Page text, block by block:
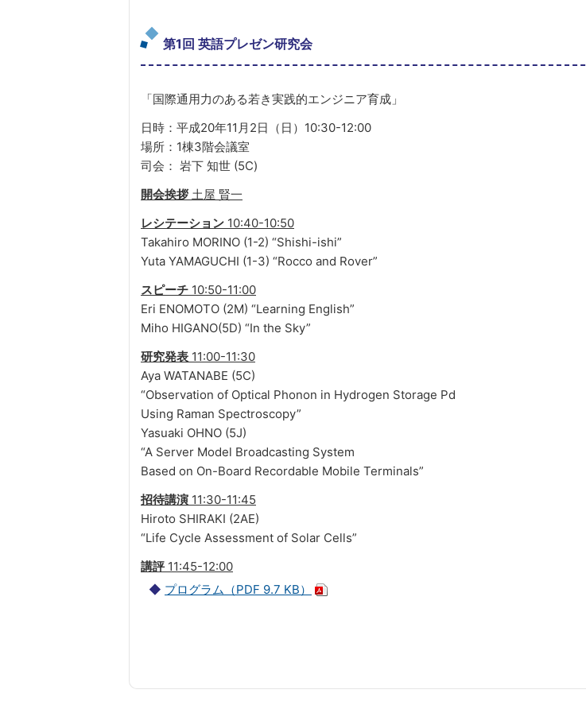
第1回 英語プレゼン研究会
「国際通用力のある若き実践的エンジニア育成」
日時：平成20年11月2日（日）10:30-12:00
場所：1棟3階会議室
司会： 岩下 知世 (5C)
開会挨拶 土屋 賢一
レシテーション 10:40-10:50
Takahiro MORINO (1-2) “Shishi-ishi”
Yuta YAMAGUCHI (1-3) “Rocco and Rover”
スピーチ 10:50-11:00
Eri ENOMOTO (2M) “Learning English”
Miho HIGANO(5D) “In the Sky”
研究発表 11:00-11:30
Aya WATANABE (5C)
“Observation of Optical Phonon in Hydrogen Storage Pd
Using Raman Spectroscopy”
Yasuaki OHNO (5J)
“A Server Model Broadcasting System
Based on On-Board Recordable Mobile Terminals”
招待講演 11:30-11:45
Hiroto SHIRAKI (2AE)
“Life Cycle Assessment of Solar Cells”
講評11:45-12:00
プログラム（PDF 9.7 KB）